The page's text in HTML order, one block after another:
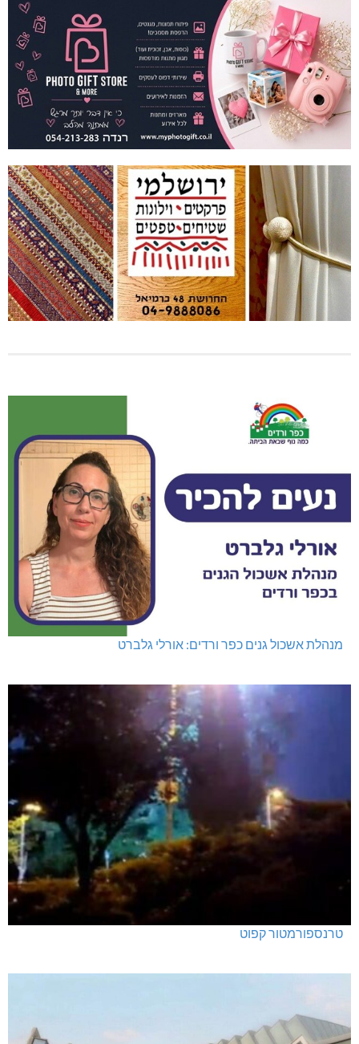
מנהלת אשכול גנים כפר ורדים: אורלי גלברט
טרנספורמטור קפוט